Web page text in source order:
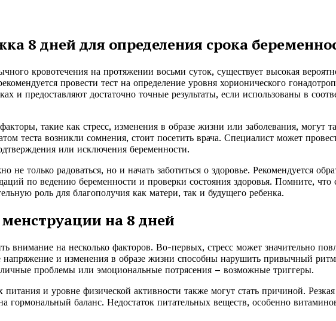
8 дней для определения срока
кровотечения на протяжении восьми суток, существует высокая
провести тест на определение уровня хорионического
и предоставляют достаточно точные результаты, если использованы в
такие как стресс, изменения в образе жизни или заболевания, могут
теста возникли сомнения, стоит посетить врача. Специалист может
или исключения беременности.
не только радоваться, но и начать заботиться о здоровье. Рекомендуется
по ведению беременности и проверки состояния здоровья. Помните, что
роль для благополучия как матери, так и будущего ребенка.
на 8 дней
внимание на несколько факторов. Во-первых, стресс может значительно
напряжение и изменения в образе жизни способны нарушить привычный
проблемы или эмоциональные потрясения – возможные триггеры.
и уровне физической активности также могут стать причиной.
гормональный баланс. Недостаток питательных веществ, особенно